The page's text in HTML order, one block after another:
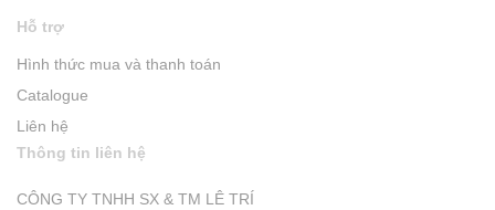
Hỗ trợ
Hình thức mua và thanh toán
Catalogue
Liên hệ
Thông tin liên hệ
CÔNG TY TNHH SX & TM LÊ TRÍ